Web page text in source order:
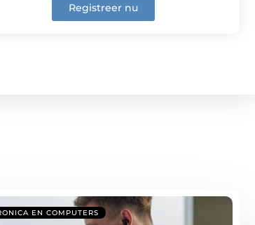
Registreer nu
EN COMPUTERS